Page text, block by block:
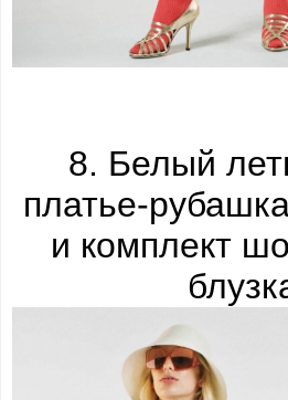
8. Белый
платье-
и комплект